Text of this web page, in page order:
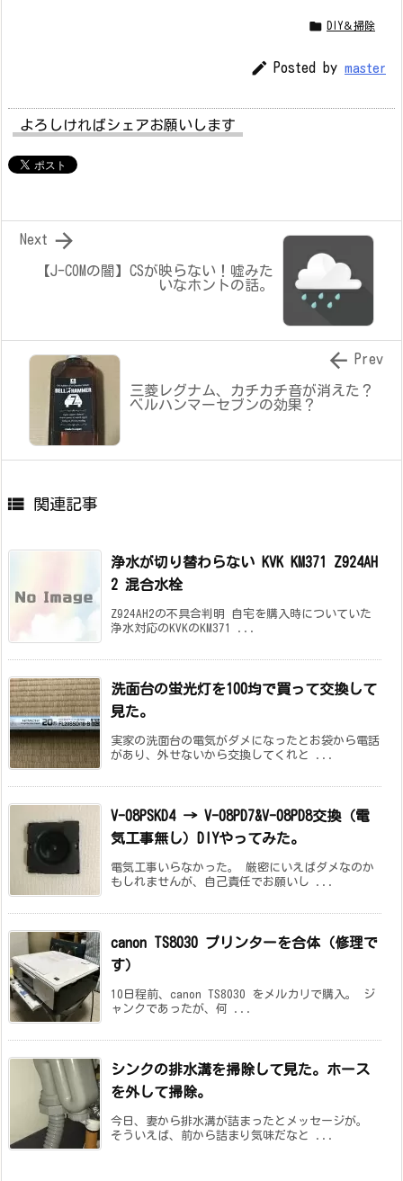
 DIY＆掃除
 Posted by master
よろしければシェアお願いします
【J-COMの闇】CSが映らない！嘘みた
いなホントの話。

Next
三菱レグナム、カチカチ音が消えた？
ベルハンマーセブンの効果？
 Prev
 関連記事
浄水が切り替わらない KVK KM371 Z924AH
2 混合水栓
Z924AH2の不具合判明 自宅を購入時についていた
浄水対応のKVKのKM371 ...
洗面台の蛍光灯を100均で買って交換して
見た。
実家の洗面台の電気がダメになったとお袋から電話
があり、外せないから交換してくれと ...
V-08PSKD4 → V-08PD7&V-08PD8交換（電
気工事無し）DIYやってみた。
電気工事いらなかった。 厳密にいえばダメなのか
もしれませんが、自己責任でお願いし ...
canon TS8030 プリンターを合体（修理で
す）
10日程前、canon TS8030 をメルカリで購入。 ジ
ャンクであったが、何 ...
シンクの排水溝を掃除して見た。ホース
を外して掃除。
今日、妻から排水溝が詰まったとメッセージが。
そういえば、前から詰まり気味だなと ...